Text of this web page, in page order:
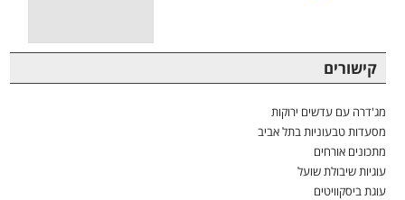
קישורים
מג'דרה עם עדשים ירוקות
מסעדות טבעוניות בתל אביב
מתכונים אורחים
עוגיות שיבולת שועל
עוגת ביסקוויטים